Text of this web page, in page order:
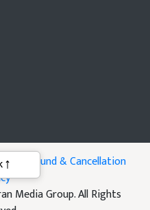
Refund & Cancellation
Media Group. All Rights